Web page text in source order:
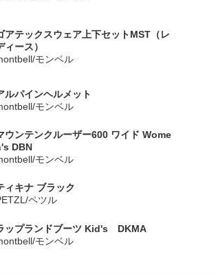
アテックスウェア上下セットMST（レ
ィース）
モンベル
ルパインヘルメット
モンベル
ウンテンクルーザー600 ワイド Wome
DBN
モンベル
ィキナ ブラック
ペツル
ップランドブーツ Kid's DKMA
モンベル